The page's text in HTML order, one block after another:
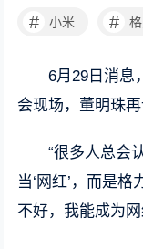
# 小米 #
6月29日消息
会现场，董明珠再
“很多人总会
当‘网红’，而是
不好，我能成为网